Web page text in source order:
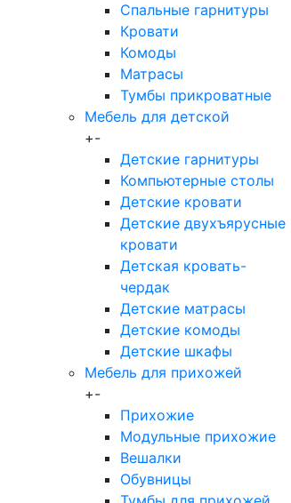
Спальные гарнитуры
Кровати
Комоды
Матрасы
Тумбы прикроватные
Мебель для детской
+-
Детские гарнитуры
Компьютерные столы
Детские кровати
Детские двухъярусные
кровати
Детская кровать-
чердак
Детские матрасы
Детские комоды
Детские шкафы
Мебель для прихожей
+-
Прихожие
Модульные прихожие
Вешалки
Обувницы